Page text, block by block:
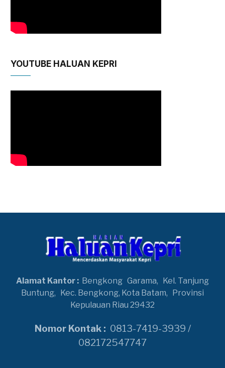
YOUTUBE HALUAN KEPRI
Alamat Kantor : Bengkong Garama, Kel. Tanjung
Buntung, Kec. Bengkong, Kota Batam, Provinsi
Kepulauan Riau 29432
Nomor Kontak : 0813-7419-3939 /
082172547747